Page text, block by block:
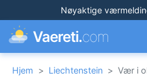
Nøyaktige
Vaereti.com
Hjem > Liechtenstein > Vær i